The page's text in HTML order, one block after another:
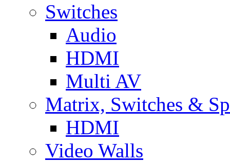
Switches
Audio
HDMI
Multi AV
Matrix, Switches &
HDMI
Video Walls